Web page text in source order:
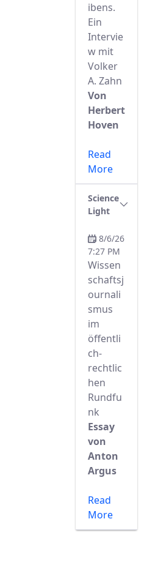
ibens.
Ein
Intervie
w mit
Volker
A. Zahn
Von
Herbert
Hoven
Read
More
Science
Light
8/6/26
7:27 PM
Wissen
schaftsj
ournali
smus
im
öffentli
ch-
rechtlic
hen
Rundfu
nk
Essay
von
Anton
Argus
Read
More